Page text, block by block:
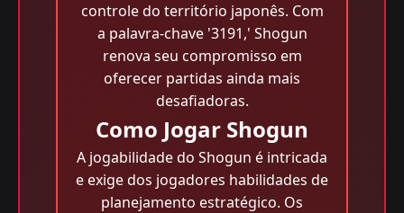
controle do território japonês. Com
a palavra-chave '3191,' Shogun
renova seu compromisso em
oferecer partidas ainda mais
desafiadoras.
Como Jogar Shogun
A jogabilidade do Shogun é intricada
e exige dos jogadores habilidades de
planejamento estratégico. Os